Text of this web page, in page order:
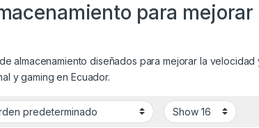
para
almacenamiento diseñados para mejorar la
y gaming en Ecuador.